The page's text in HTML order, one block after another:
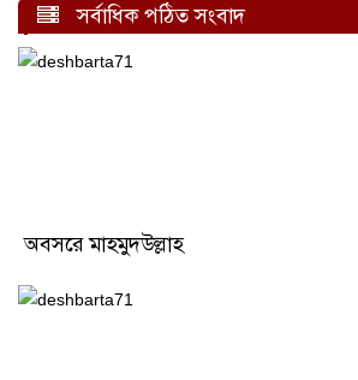
সর্বাধিক পঠিত সংবাদ
অবসরে মাহমুদউল্লাহ